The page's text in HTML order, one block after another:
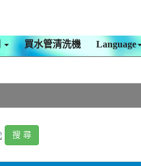
買水管清洗機 Language